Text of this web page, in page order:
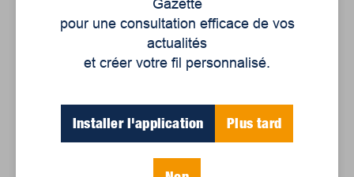
c’est de
cultiver
le lien
Gazette
pour une consultation efficace de vos
actualités
et créer votre fil personnalisé.
Installer l'application Plus tard